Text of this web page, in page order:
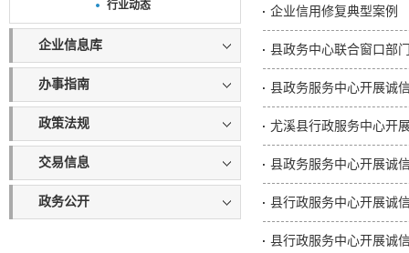
行业动态
企业信息库
办事指南
政策法规
交易信息
政务公开
企业信用修复典型案例
县政务中心联合窗口部
县政务服务中心开展诚
尤溪县行政服务中心开
县政务服务中心开展诚
县行政服务中心开展诚
县行政服务中心开展诚